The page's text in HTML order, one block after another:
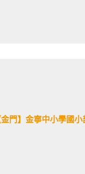
門】金寧中小學國小